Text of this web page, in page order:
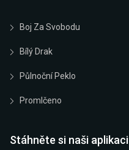
Boj Za Svobodu
Bílý Drak
Půlnoční Peklo
Promlčeno
Stáhněte si naši aplikaci